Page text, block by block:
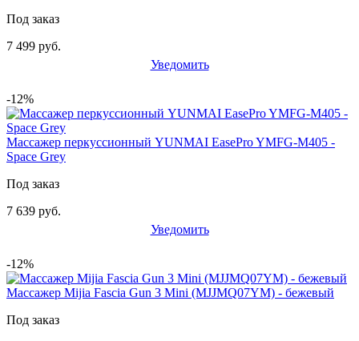
Под заказ
7 499 руб.
Уведомить
-12%
Массажер перкуссионный YUNMAI EasePro YMFG-M405 -
Space Grey
Под заказ
7 639 руб.
Уведомить
-12%
Массажер Mijia Fascia Gun 3 Mini (MJJMQ07YM) - бежевый
Под заказ